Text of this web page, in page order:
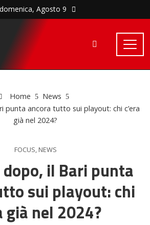
domenica, Agosto 9
Home
News
punta ancora tutto sui playout: chi c’era
già nel 2024?
FOCUS, NEWS
il Bari punta
sui playout: chi
già nel 2024?